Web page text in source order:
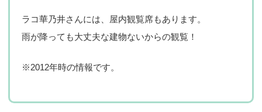
ラコ華乃井さんには、屋内観覧席もあります。
雨が降っても大丈夫な建物ないからの観覧！
※2012年時の情報です。